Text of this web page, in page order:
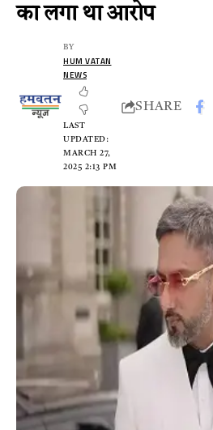
का लगा था आरोप
LAST
UPDATED:
MARCH 27,
2025 2:13 PM
BY
HUM VATAN
NEWS
SHARE